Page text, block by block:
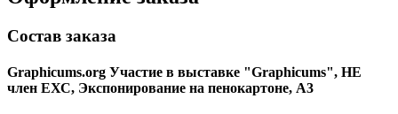
Состав заказа
Graphicums.org Участие в выставке "Graphicums", ​НЕ
член ЕХС, Экспонирование на пенокартоне, А3